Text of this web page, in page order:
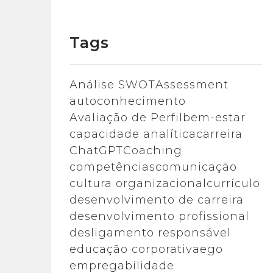
Tags
Análise SWOTAssessment
autoconhecimento
Avaliação de Perfil bem-estar
capacidade analíticacarreira
ChatGPTCoaching
competênciascomunicação
cultura organizacional currículo
desenvolvimento de carreira
desenvolvimento profissional
desligamento responsável
educação corporativaego
empregabilidade